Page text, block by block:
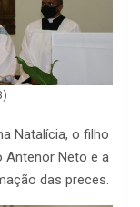
Natalícia, o filho
Antenor Neto e a
das preces.